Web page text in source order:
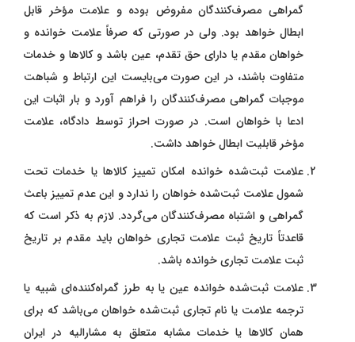
گمراهی مصرف‌کنندگان مفروض بوده و علامت مؤخر قابل
ابطال خواهد بود. ولی در صورتی که صرفاً علامت خوانده و
خواهان مقدم یا دارای حق تقدم، عین باشد و کالاها و خدمات
متفاوت باشند، در این صورت می‌بایست این ارتباط و شباهت
موجبات گمراهی مصرف‌کنندگان را فراهم آورد و بار اثبات این
ادعا با خواهان است. در صورت احراز توسط دادگاه، علامت
مؤخر قابلیت ابطال خواهد داشت.
علامت ثبت‌شده خوانده امکان تمییز کالاها یا خدمات تحت
شمول علامت ثبت‌شده خواهان را ندارد و این عدم تمییز باعث
گمراهی و اشتباه مصرف‌کنندگان می‌گردد. لازم به ذکر است که
قاعدتاً تاریخ ثبت علامت تجاری خواهان باید مقدم بر تاریخ
ثبت علامت تجاری خوانده باشد.
علامت ثبت‌شده خوانده عین یا به طرز گمراه‌کننده‌ای شبیه یا
ترجمه علامت یا نام تجاری ثبت‌شده خواهان می‌باشد که برای
همان کالاها یا خدمات مشابه متعلق به مشارالیه در ایران